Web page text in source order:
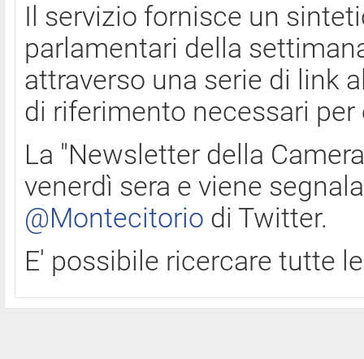
Il servizio fornisce un
parlamentari della
attraverso una serie di link
di riferimento necessari
La "Newsletter della
venerdì sera e viene
@Montecitorio di Twitter.
E' possibile ricercare tutte